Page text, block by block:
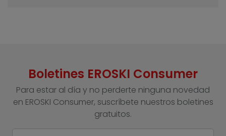
Boletines EROSKI Consumer
Para estar al día y no perderte ninguna novedad
en EROSKI Consumer, suscríbete nuestros boletines
gratuitos.